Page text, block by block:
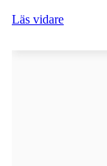
Läs vidare